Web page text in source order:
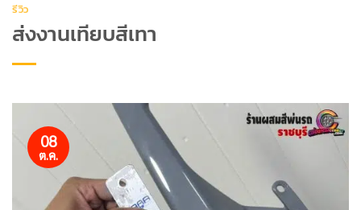
รีวิว
ส่งงานเทียบสีเทา
08
ต.ค.